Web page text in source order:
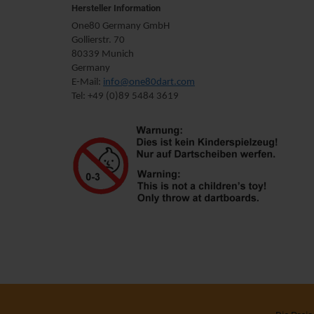
Hersteller Information
One80 Germany GmbH
Gollierstr. 70
80339 Munich
Germany
E-Mail: info@one80dart.com
Tel: +49 (0)89 5484 3619